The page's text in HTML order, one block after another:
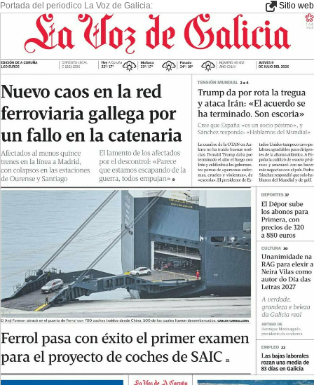
Portada del periodico La Voz de Galicia: Sitio web